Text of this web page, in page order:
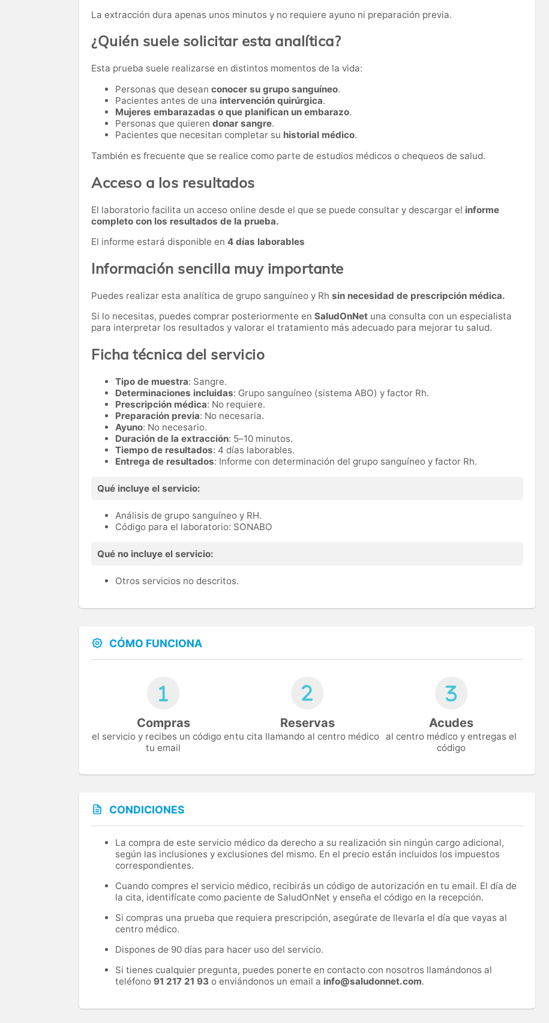
La extracción dura apenas unos minutos y no requiere ayuno ni preparación previa.
¿Quién suele solicitar esta analítica?
Esta prueba suele realizarse en distintos momentos de la vida:
Personas que desean conocer su grupo sanguíneo.
Pacientes antes de una intervención quirúrgica.
Mujeres embarazadas o que planifican un embarazo.
Personas que quieren donar sangre.
Pacientes que necesitan completar su historial médico.
También es frecuente que se realice como parte de estudios médicos o chequeos de salud.
Acceso a los resultados
El laboratorio facilita un acceso online desde el que se puede consultar y descargar el informe
completo con los resultados de la prueba.
El informe estará disponible en 4 días laborables
Información sencilla muy importante
Puedes realizar esta analítica de grupo sanguíneo y Rh sin necesidad de prescripción médica.
Si lo necesitas, puedes comprar posteriormente en SaludOnNet una consulta con un especialista
para interpretar los resultados y valorar el tratamiento más adecuado para mejorar tu salud.
Ficha técnica del servicio
Tipo de muestra: Sangre.
Determinaciones incluidas: Grupo sanguíneo (sistema ABO) y factor Rh.
Prescripción médica: No requiere.
Preparación previa: No necesaria.
Ayuno: No necesario.
Duración de la extracción: 5–10 minutos.
Tiempo de resultados: 4 días laborables.
Entrega de resultados: Informe con determinación del grupo sanguíneo y factor Rh.
Qué incluye el servicio:
Análisis de grupo sanguíneo y RH.
Código para el laboratorio: SONABO
Qué no incluye el servicio:
Otros servicios no descritos.
CÓMO FUNCIONA
Compras
el servicio y recibes un código en
tu email
Reservas
tu cita llamando al centro médico
Acudes
al centro médico y entregas el
código
CONDICIONES
La compra de este servicio médico da derecho a su realización sin ningún cargo adicional,
según las inclusiones y exclusiones del mismo. En el precio están incluidos los impuestos
correspondientes.
Cuando compres el servicio médico, recibirás un código de autorización en tu email. El día de
la cita, identifícate como paciente de SaludOnNet y enseña el código en la recepción.
Si compras una prueba que requiera prescripción, asegúrate de llevarla el día que vayas al
centro médico.
Dispones de 90 días para hacer uso del servicio.
Si tienes cualquier pregunta, puedes ponerte en contacto con nosotros llamándonos al
teléfono 91 217 21 93 o enviándonos un email a info@saludonnet.com.